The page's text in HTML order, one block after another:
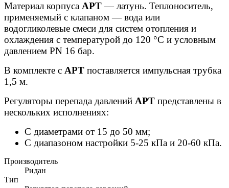
Материал корпуса APT— латунь. Теплоноситель,
применяемый с клапаном — вода или
водогликолевые смеси для систем отопления и
охлаждения с температурой до 120 °С и условным
давлением PN 16 бар.
В комплекте с APT поставляется импульсная трубка
1,5 м.
Регуляторы перепада давлений APT представлены в
нескольких исполнениях:
С диаметрами от 15 до 50 мм;
С диапазоном настройки 5-25 кПа и 20-60 кПа.
Производитель
Ридан
Тип